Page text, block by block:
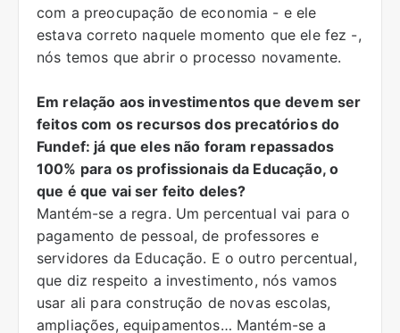
com a preocupação de economia - e ele
estava correto naquele momento que ele fez -,
nós temos que abrir o processo novamente.
Em relação aos investimentos que devem ser
feitos com os recursos dos precatórios do
Fundef: já que eles não foram repassados
100% para os profissionais da Educação, o
que é que vai ser feito deles?
Mantém-se a regra. Um percentual vai para o
pagamento de pessoal, de professores e
servidores da Educação. E o outro percentual,
que diz respeito a investimento, nós vamos
usar ali para construção de novas escolas,
ampliações, equipamentos… Mantém-se a